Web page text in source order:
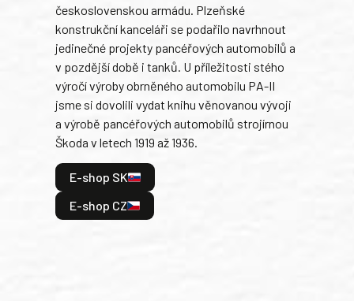
československou armádu. Plzeňské
konstrukční kanceláři se podařilo navrhnout
jedinečné projekty pancéřových automobilů a
v pozdější době i tanků. U příležitosti stého
výročí výroby obrněného automobilu PA-II
jsme si dovolili vydat knihu věnovanou vývoji
a výrobě pancéřových automobilů strojírnou
Škoda v letech 1919 až 1936.
E-shop SK
E-shop CZ